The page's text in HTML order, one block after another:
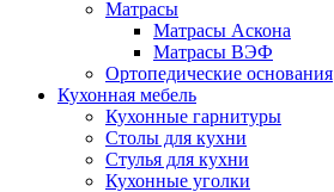
Матрасы
Матрасы Аскона
Матрасы ВЭФ
Ортопедические основания
Кухонная мебель
Кухонные гарнитуры
Столы для кухни
Стулья для кухни
Кухонные уголки